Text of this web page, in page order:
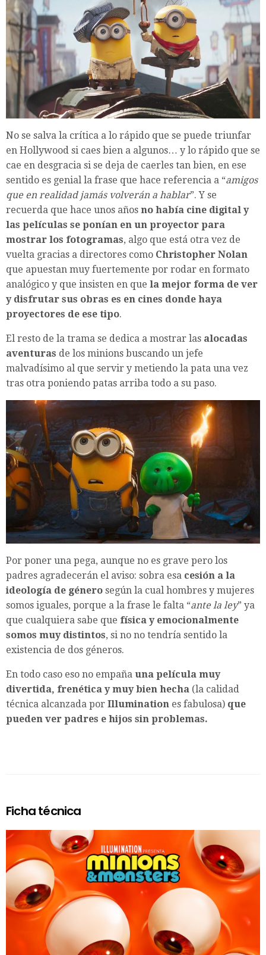
No se salva la crítica a lo rápido que se puede triunfar
en Hollywood si caes bien a algunos… y lo rápido que se
cae en desgracia si se deja de caerles tan bien, en ese
sentido es genial la frase que hace referencia a “amigos
que en realidad jamás volverán a hablar”. Y se
recuerda que hace unos años no había cine digital y
las películas se ponían en un proyector para
mostrar los fotogramas, algo que está otra vez de
vuelta gracias a directores como Christopher Nolan
que apuestan muy fuertemente por rodar en formato
analógico y que insisten en que la mejor forma de ver
y disfrutar sus obras es en cines donde haya
proyectores de ese tipo.
El resto de la trama se dedica a mostrar las alocadas
aventuras de los minions buscando un jefe
malvadísimo al que servir y metiendo la pata una vez
tras otra poniendo patas arriba todo a su paso.
Por poner una pega, aunque no es grave pero los
padres agradecerán el aviso: sobra esa cesión a la
ideología de género según la cual hombres y mujeres
somos iguales, porque a la frase le falta “ante la ley” ya
que cualquiera sabe que física y emocionalmente
somos muy distintos, si no no tendría sentido la
existencia de dos géneros.
En todo caso eso no empaña una película muy
divertida, frenética y muy bien hecha (la calidad
técnica alcanzada por Illumination es fabulosa) que
pueden ver padres e hijos sin problemas.
Ficha técnica